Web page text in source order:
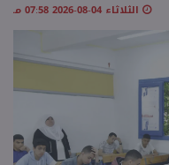
الثلاثاء 04-08-2026 07:58 مـ